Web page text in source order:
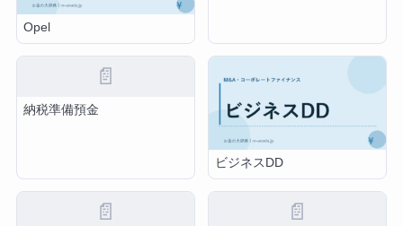
Opel
📄
納税準備預金
ビジネスDD
📄 📄